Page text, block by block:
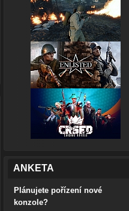
ANKETA
Plánujete pořízení nové
konzole?